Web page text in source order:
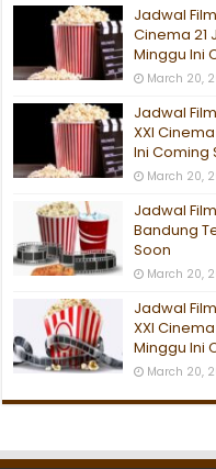
Jadwal
Cinema 21
Minggu Ini
March 20,
Jadwal
XXI
Ini Coming
March 20,
Jadwal
Bandung
Soon
March 20,
Jadwal
XXI
Minggu Ini
March 20,